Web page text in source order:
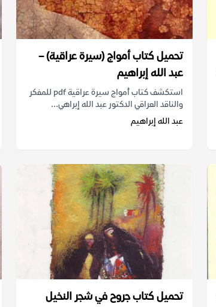
تحميل كتاب أمواج (سيرة عراقية) –
عبد الله إبراهيم
استكشف كتاب أمواج سيرة عراقية pdf للمفكر
والناقد العراقي الدكتور عبد الله إبراهي...
عبد الله إبراهيم
تحميل كتاب جروح في شجر النخيل